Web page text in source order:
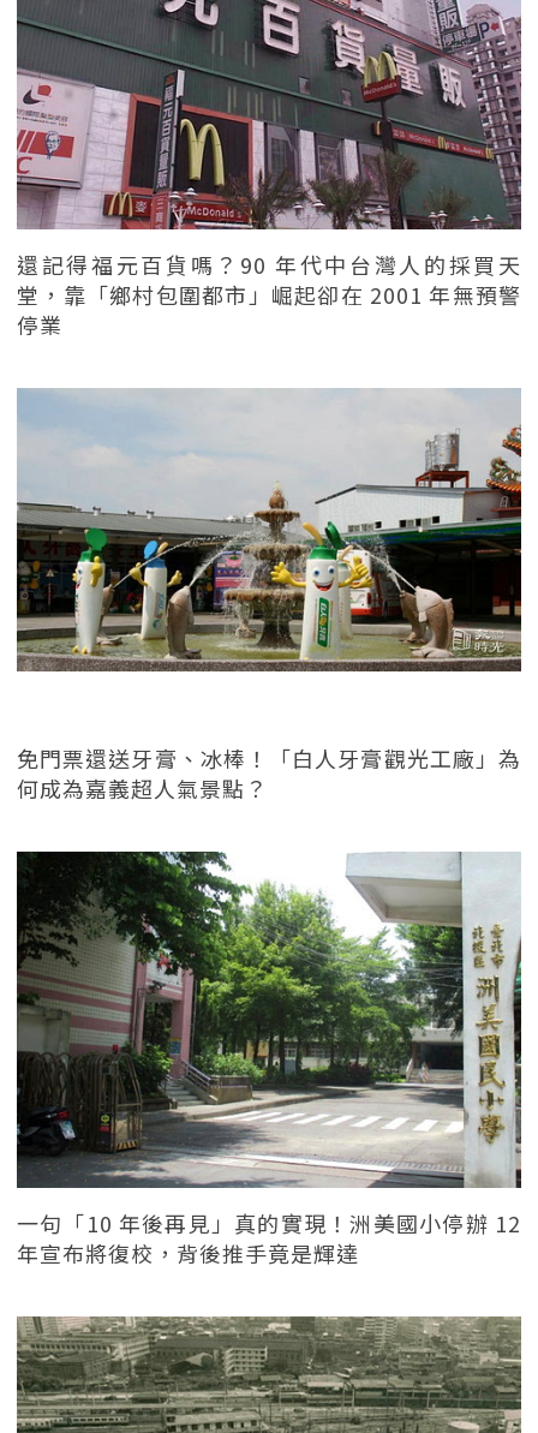
還記得福元百貨嗎？90 年代中台灣人的採買天
堂，靠「鄉村包圍都市」崛起卻在 2001 年無預警
停業
免門票還送牙膏、冰棒！「白人牙膏觀光工廠」為
何成為嘉義超人氣景點？
一句「10 年後再見」真的實現！洲美國小停辦 12
年宣布將復校，背後推手竟是輝達